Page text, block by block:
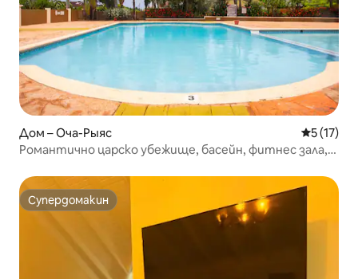
Дом – Оча-Рыяс Средна
5 (17)
Романтично царско убежище, басейн, фитнес зала,
Супердомакин
Супердомакин